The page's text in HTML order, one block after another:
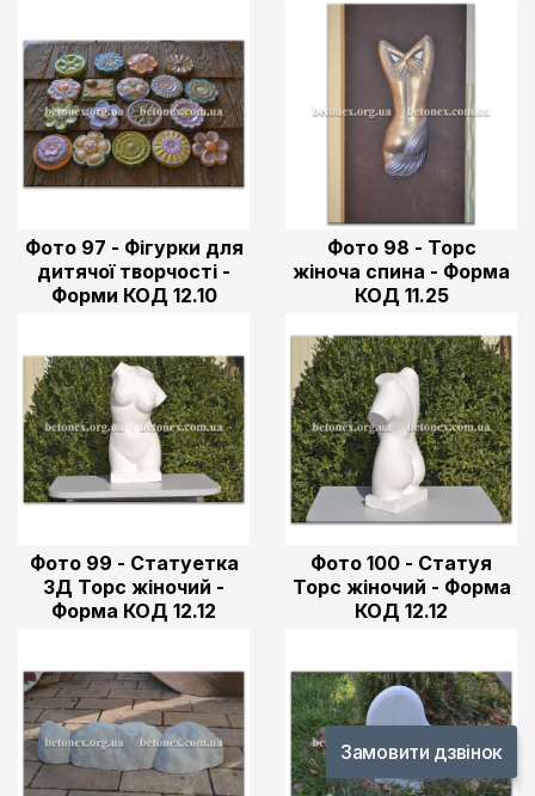
Фото 97 - Фігурки для
дитячої творчості -
Форми КОД 12.10
Фото 98 - Торс
жіноча спина - Форма
КОД 11.25
Фото 99 - Статуетка
3Д Торс жіночий -
Форма КОД 12.12
Фото 100 - Статуя
Торс жіночий - Форма
КОД 12.12
Замовити дзвінок